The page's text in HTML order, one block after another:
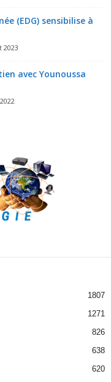
(EDG) sensibilise à
2023
avec Younoussa
1807
1271
826
638
620